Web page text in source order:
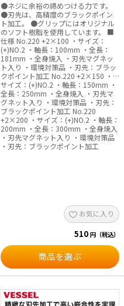
●ネジに余裕の締めつける力です。
●刃先は、高精度のブラックポイン
ト加工。 ●グリップにはオリジナル
のソフト樹脂を使用しています。 ■
仕様 No.220 +2×100 ・サイズ：
(+)NO.2 ・軸長：100mm ・全長：
181mm ・全身焼入 ・刃先マグネッ
ト入り ・環境対策品 ・刃先：ブラッ
クポイント加工 No.220 +2×150 ・
サイズ：(+)NO.2 ・軸長：150mm ・
全長：250mm ・全身焼入 ・刃先マ
グネット入り ・環境対策品 ・刃先：
ブラックポイント加工 No.220
+2×200 ・サイズ：(+)NO.2 ・軸長：
200mm ・全長：300mm ・全身焼入
・刃先マグネット入り ・環境対策品
・刃先：ブラックポイント加工
お気に入り
510 円（税込）
商品を選ぶ